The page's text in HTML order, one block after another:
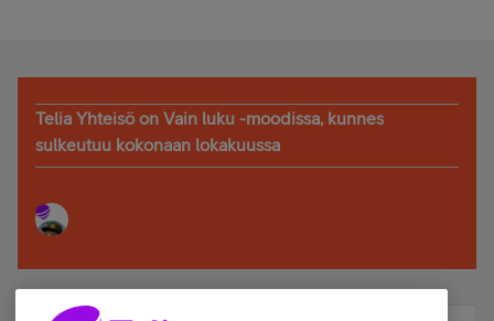
Telia Yhteisö on Vain luku -moodissa, kunnes
sulkeutuu kokonaan lokakuussa